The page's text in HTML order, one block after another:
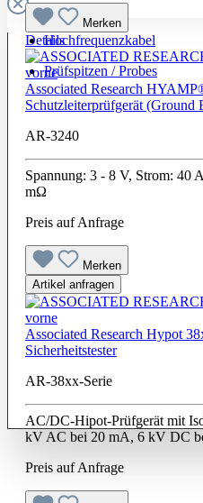
Hochfrequenzkabel
Prüfspitzen / Probes
Merken
Details
Associated Research
Schutzleiterprüfgerät (Ground
AR-3240
Spannung: 3 - 8 V, Strom: 40
mΩ
Preis auf Anfrage
Merken
Artikel anfragen
Associated Research Hypot
Sicherheitstester
AR-38xx-Serie
AC/DC-Hipot-Prüfgerät mit
kV AC bei 20 mA, 6 kV DC
Preis auf Anfrage